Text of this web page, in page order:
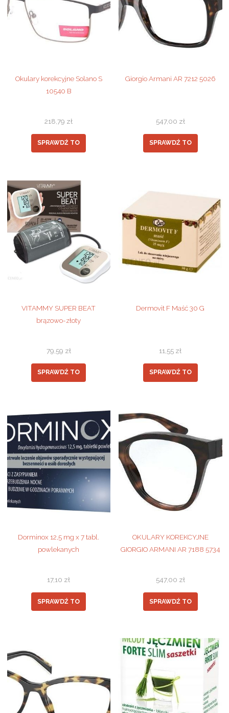
Okulary korekcyjne Solano S
10540 B
218,79 zł
SPRAWDŹ TO
Giorgio Armani AR 7212 5026
547,00 zł
SPRAWDŹ TO
VITAMMY SUPER BEAT
brązowo-złoty
79,59 zł
SPRAWDŹ TO
Dermovit F Maść 30 G
11,55 zł
SPRAWDŹ TO
Dorminox 12,5 mg x 7 tabl.
powlekanych
17,10 zł
SPRAWDŹ TO
OKULARY KOREKCYJNE
GIORGIO ARMANI AR 7188 5734
547,00 zł
SPRAWDŹ TO